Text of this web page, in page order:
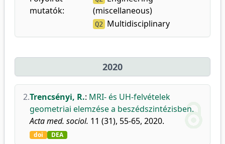
mutatók:
(miscellaneous)
Q2 Multidisciplinary
2020
2.Trencsényi, R.: MRI- és UH-felvételek
geometriai elemzése a beszédszintézisben.
Acta med. sociol. 11 (31), 55-65, 2020.
doi DEA